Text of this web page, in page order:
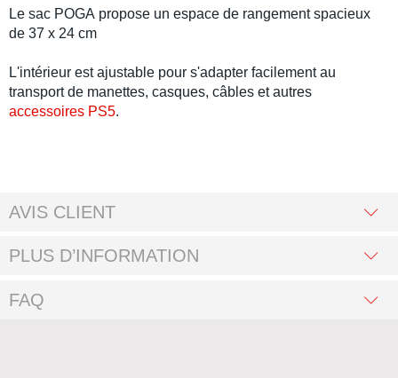
Le sac POGA propose un espace de rangement spacieux
de 37 x 24 cm
L'intérieur est ajustable pour s'adapter facilement au
transport de manettes, casques, câbles et autres
accessoires PS5.
AVIS CLIENT
PLUS D’INFORMATION
FAQ